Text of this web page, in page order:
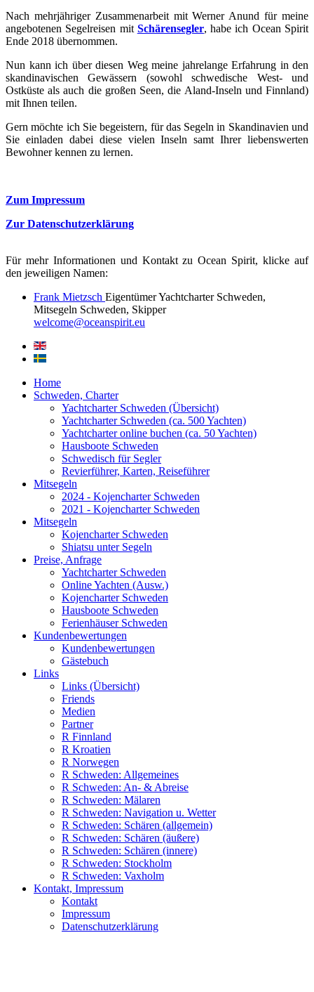
Nach mehrjähriger Zusammenarbeit mit Werner Anund für meine
angebotenen Segelreisen mit Schärensegler, habe ich Ocean Spirit
Ende 2018 übernommen.
Nun kann ich über diesen Weg meine jahrelange Erfahrung in den
skandinavischen Gewässern (sowohl schwedische West- und
Ostküste als auch die großen Seen, die Aland-Inseln und Finnland)
mit Ihnen teilen.
Gern möchte ich Sie begeistern, für das Segeln in Skandinavien und
Sie einladen dabei diese vielen Inseln samt Ihrer liebenswerten
Bewohner kennen zu lernen.
Zum Impressum
Zur Datenschutzerklärung
Für mehr Informationen und Kontakt zu Ocean Spirit, klicke auf
den jeweiligen Namen:
Frank Mietzsch Eigentümer Yachtcharter Schweden,
Mitsegeln Schweden, Skipper
welcome@oceanspirit.eu
Home
Schweden, Charter
Yachtcharter Schweden (Übersicht)
Yachtcharter Schweden (ca. 500 Yachten)
Yachtcharter online buchen (ca. 50 Yachten)
Hausboote Schweden
Schwedisch für Segler
Revierführer, Karten, Reiseführer
Mitsegeln
2024 - Kojencharter Schweden
2021 - Kojencharter Schweden
Mitsegeln
Kojencharter Schweden
Shiatsu unter Segeln
Preise, Anfrage
Yachtcharter Schweden
Online Yachten (Ausw.)
Kojencharter Schweden
Hausboote Schweden
Ferienhäuser Schweden
Kundenbewertungen
Kundenbewertungen
Gästebuch
Links
Links (Übersicht)
Friends
Medien
Partner
R Finnland
R Kroatien
R Norwegen
R Schweden: Allgemeines
R Schweden: An- & Abreise
R Schweden: Mälaren
R Schweden: Navigation u. Wetter
R Schweden: Schären (allgemein)
R Schweden: Schären (äußere)
R Schweden: Schären (innere)
R Schweden: Stockholm
R Schweden: Vaxholm
Kontakt, Impressum
Kontakt
Impressum
Datenschutzerklärung